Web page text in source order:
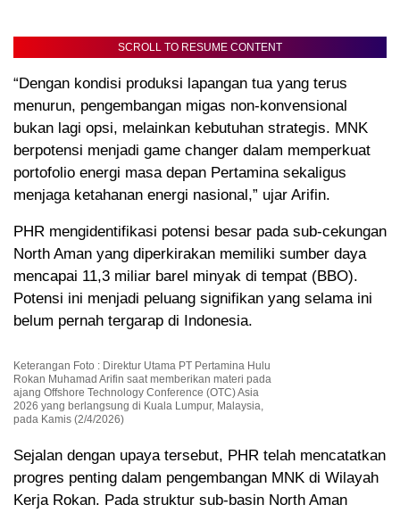
SCROLL TO RESUME CONTENT
“Dengan kondisi produksi lapangan tua yang terus
menurun, pengembangan migas non-konvensional
bukan lagi opsi, melainkan kebutuhan strategis. MNK
berpotensi menjadi game changer dalam memperkuat
portofolio energi masa depan Pertamina sekaligus
menjaga ketahanan energi nasional,” ujar Arifin.
PHR mengidentifikasi potensi besar pada sub-cekungan
North Aman yang diperkirakan memiliki sumber daya
mencapai 11,3 miliar barel minyak di tempat (BBO).
Potensi ini menjadi peluang signifikan yang selama ini
belum pernah tergarap di Indonesia.
Keterangan Foto : Direktur Utama PT Pertamina Hulu
Rokan Muhamad Arifin saat memberikan materi pada
ajang Offshore Technology Conference (OTC) Asia
2026 yang berlangsung di Kuala Lumpur, Malaysia,
pada Kamis (2/4/2026)
Sejalan dengan upaya tersebut, PHR telah mencatatkan
progres penting dalam pengembangan MNK di Wilayah
Kerja Rokan. Pada struktur sub-basin North Aman